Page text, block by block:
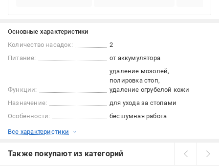
Основные характеристики
Количество насадок:
2
Питание:
от аккумулятора
Функции:
удаление мозолей
полировка стоп
удаление огрубелой кожи
Назначение:
для ухода за стопами
Особенности:
бесшумная работа
Все характеристики
Также покупают из категорий